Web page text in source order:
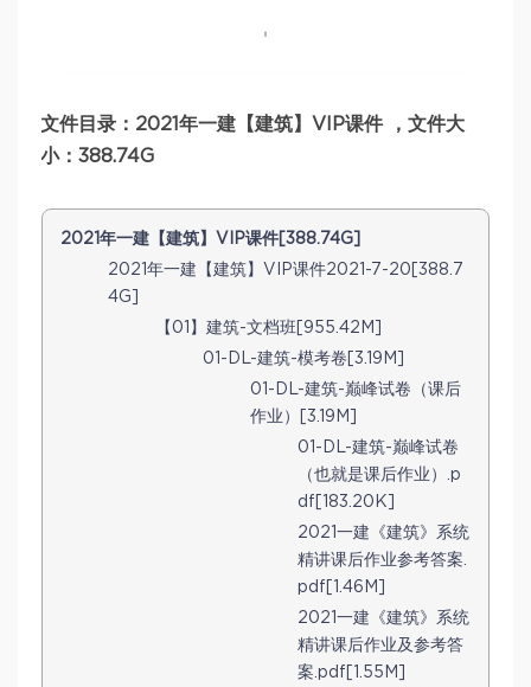
文件目录：2021年一建【建筑】VIP课件 ，文件大
小：388.74G
2021年一建【建筑】VIP课件[388.74G]
2021年一建【建筑】VIP课件2021-7-20[388.7
4G]
【01】建筑-文档班[955.42M]
01-DL-建筑-模考卷[3.19M]
01-DL-建筑-巅峰试卷（课后
作业）[3.19M]
01-DL-建筑-巅峰试卷
（也就是课后作业）.p
df[183.20K]
2021一建《建筑》系统
精讲课后作业参考答案.
pdf[1.46M]
2021一建《建筑》系统
精讲课后作业及参考答
案.pdf[1.55M]